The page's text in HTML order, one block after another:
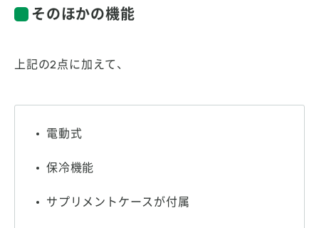
そのほかの機能
上記の2点に加えて、
電動式
保冷機能
サプリメントケースが付属